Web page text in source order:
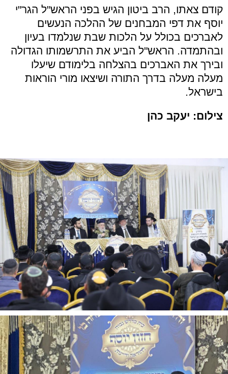
קודם צאתו, הרב ביטון הגיש בפני הראש"ל הגר"י
יוסף את דפי המבחנים של ההלכה הנעשים
לאברכים בכולל על הלכות שבת שנלמדו בעיון
ובהתמדה. הראש"ל הביע את התרשמותו הגדולה
ובירך את האברכים בהצלחה בלימודם שיעלו
מעלה מעלה בדרך התורה ושיצאו מורי הוראות
בישראל.
צילום: יעקב כהן